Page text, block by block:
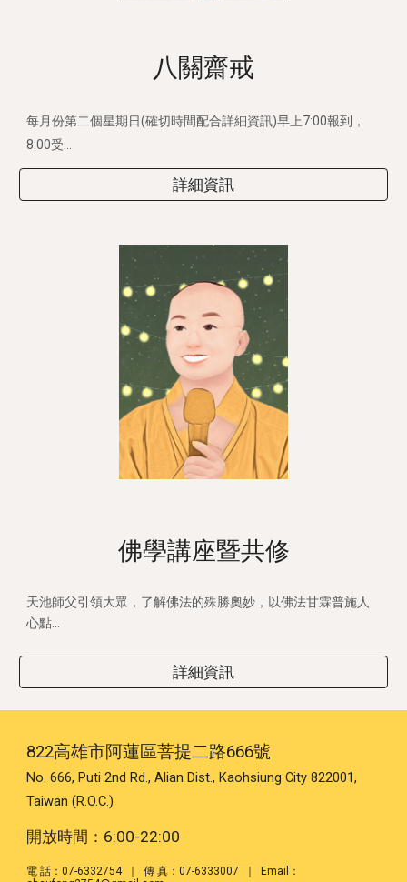
八關齋戒
每月份第二個星期日(確切時間配合詳細資訊)早上7:00報到，
8:00受...
詳細資訊
佛學講座暨共修
天池師父引領大眾，了解佛法的殊勝奧妙，以佛法甘霖普施人
心點...
詳細資訊
822高雄市阿蓮區菩提二路666號
No. 666, Puti 2nd Rd., Alian Dist., Kaohsiung City 822001,
Taiwan (R.O.C.)
開放時間：6:00-22:00
電 話：07-6332754 ｜ 傳 真：07-6333007 ｜
Email：